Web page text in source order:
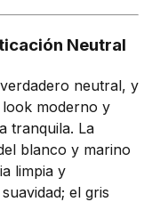
Neutral
neutral, y
moderno y
tranquila. La
blanco y marino
limpia y
el gris